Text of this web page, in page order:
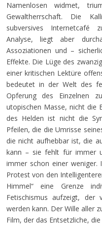
Namenlosen widmet,
Gewaltherrschaft. Die
subversives Internetcafé
Analyse, liegt aber
Assoziationen und –
Effekte. Die Lüge des
einer kritischen Lektüre
bedeutet in der Welt des
Opferung des Einzelnen
utopischen Masse, nicht die
des Helden ist nicht die
Pfeilen, die die Umrisse
die nicht aufhebbar ist, die
kann – sie fehlt für immer
immer schon einer weniger.
Protest von den
Himmel“ eine Grenze
Fetischismus aufzeigt, der
werden kann. Der Wille aller
Film, der das Entsetzliche,